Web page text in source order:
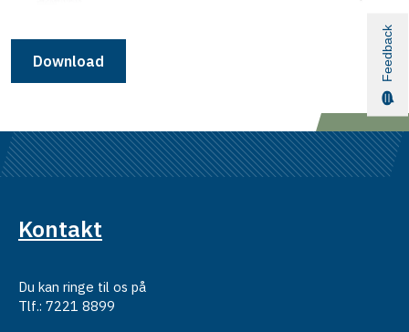
Download
Kontakt
Du kan ringe til os på
Tlf.: 7221 8899
Feedback